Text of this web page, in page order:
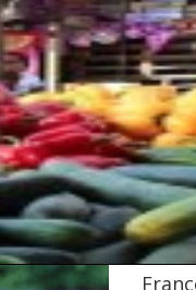
et poisson